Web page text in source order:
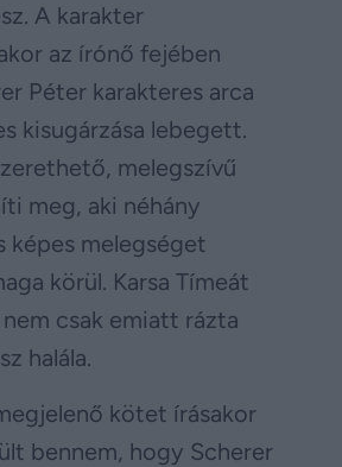
A karakter
az írónő fejében
Péter karakteres arca
kisugárzása lebegett.
melegszívű
meg, aki néhány
képes melegséget
körül. Karsa Tímeát
csak emiatt rázta
halála.
kötet írásakor
bennem, hogy Scherer